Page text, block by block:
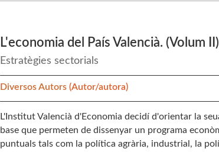
L'economia del País Valencià. (Volum II)
Estratègies sectorials
Diversos Autors(Autor/autora)
L'Institut Valencià d'Economia decidí d'orientar la
base que permeten de dissenyar un programa
puntuals tals com la política agrària, industrial, la